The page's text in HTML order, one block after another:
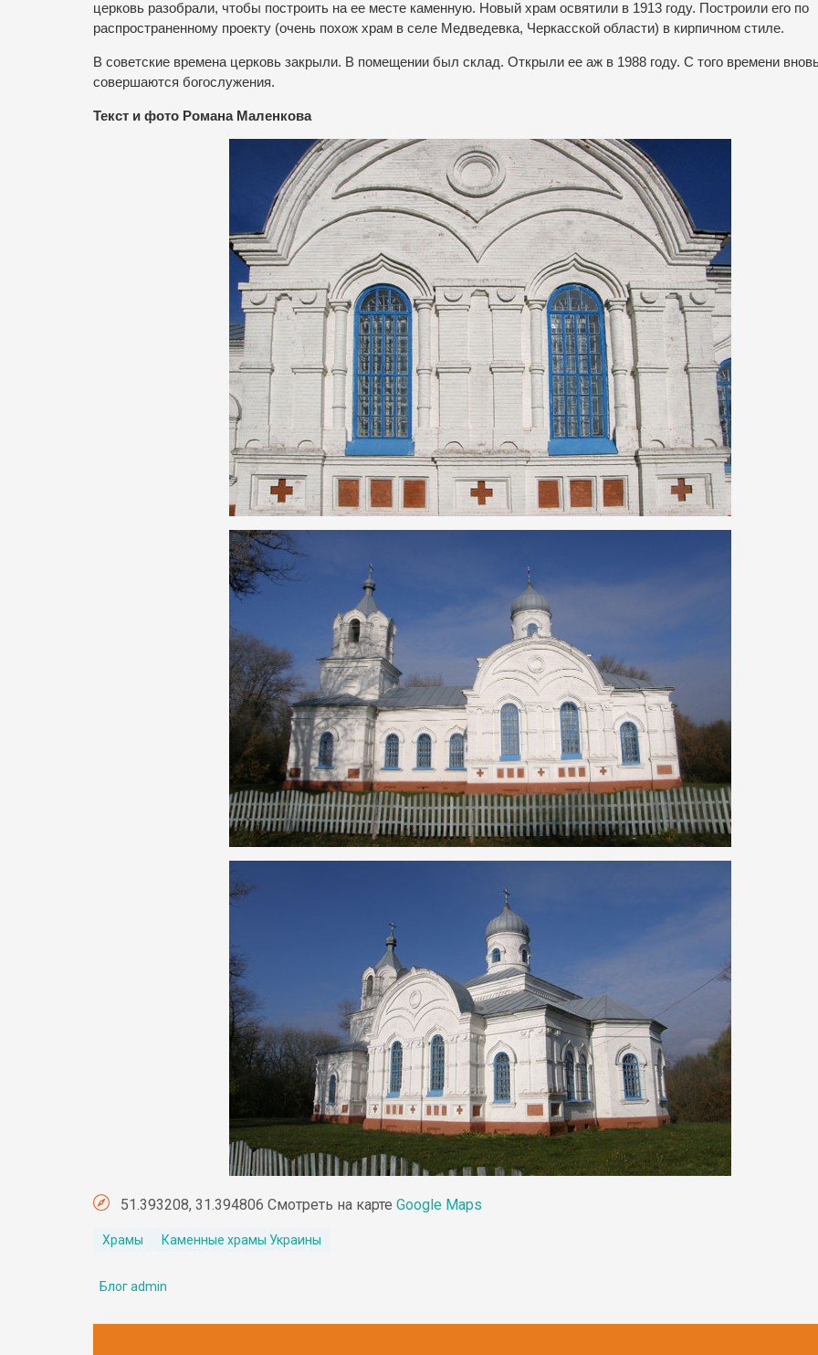
церковь разобрали, чтобы построить на ее месте каменную. Новый храм освятили в 1913 году. Построили его по
распространенному проекту (очень похож храм в селе Медведевка, Черкасской области) в кирпичном стиле.
В советские времена церковь закрыли. В помещении был склад. Открыли ее аж в 1988 году. С того времени
совершаются богослужения.
Текст и фото Романа Маленкова
51.393208, 31.394806 Смотреть на карте Google Maps
Храмы Каменные храмы Украины
Блог admin